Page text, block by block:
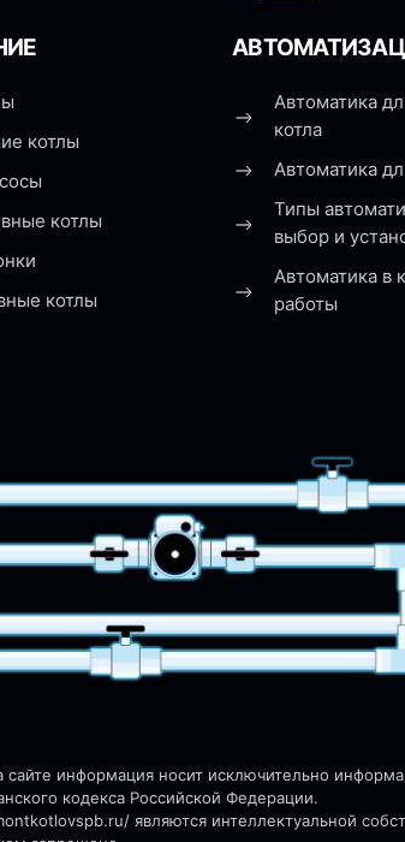
котлы
котлы
котлы
Автоматика
котла
Автоматика
Типы
выбор и
Автоматика в
работы
информация носит исключительно
кодекса Российской Федерации.
являются интеллектуальной